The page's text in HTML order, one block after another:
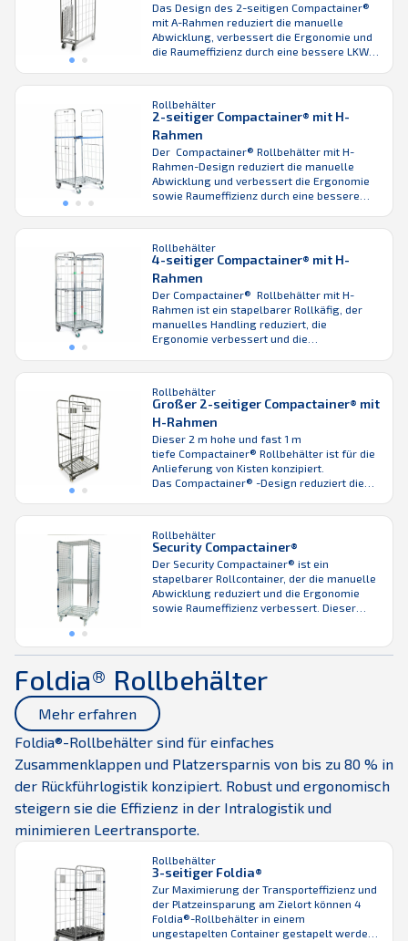
Das Design des 2-seitigen Compactainer®
mit A-Rahmen reduziert die manuelle
Abwicklung, verbessert die Ergonomie und
die Raumeffizienz durch eine bessere LKW-
Kunden den Platzbedarf in Verkaufsstellen
und Lagerräumen reduzieren. Außerdem
stellen Sie sicher, dass Sie alle leeren
Rollbehälter schnell von den
Anlieferungsstellen ...
Rollbehälter
2-seitiger Compactainer® mit H-
Rahmen
Der Compactainer® Rollbehälter mit H-
Rahmen-Design reduziert die manuelle
Abwicklung und verbessert die Ergonomie
sowie Raumeffizienz durch eine bessere
Kunden den Platzbedarf in Verkaufsstellen
und Lagerräumen reduzieren können.
Außerdem stellen Sie so sicher, dass Sie
alle leeren Rollbehälter schnell von den ...
Rollbehälter
4-seitiger Compactainer® mit H-
Rahmen
Der Compactainer® Rollbehälter mit H-
Rahmen ist ein stapelbarer Rollkäfig, der
manuelles Handling reduziert, die
Ergonomie verbessert und die
Außerdem ist dieser Rollbehälter sehr
platzsparend, wodurch der Platzbedarf in
Verkaufsstellen und Lagerräumen reduziert
wird. Die Grundfläche des Rollbehälters ist
so kalkuliert, dass sowohl die
Transportmenge ...
Rollbehälter
Großer 2-seitiger Compactainer® mit
H-Rahmen
Dieser 2 m hohe und fast 1 m
tiefe Compactainer® Rollbehälter ist für die
Anlieferung von Kisten konzipiert.
Das Compactainer® -Design reduziert die
einfache und ergonomische Stapelung
durch eine Person sorgt dafür, dass Ihre
Mitarbeiter oder Kunden den Platzbedarf in
Verkaufsstellen und Lagerräumen
reduzieren können. Außerdem ...
Rollbehälter
Security Compactainer®
Der Security Compactainer® ist ein
stapelbarer Rollcontainer, der die manuelle
Abwicklung reduziert und die Ergonomie
sowie Raumeffizienz verbessert. Dieser
engmaschiges Design gewährleistet einen
maximale Sicherheit beim Warentransport,
wie zum Beispiel ...
Foldia® Rollbehälter
Mehr erfahren
Foldia®-Rollbehälter sind für einfaches
Zusammenklappen und Platzersparnis von bis zu 80 % in
der Rückführlogistik konzipiert. Robust und ergonomisch
steigern sie die Effizienz in der Intralogistik und
minimieren Leertransporte.
Rollbehälter
3-seitiger Foldia®
Zur Maximierung der Transporteffizienz und
der Platzeinsparung am Zielort können 4
Foldia®-Rollbehälter in einem
ungestapelten Container gestapelt werden.